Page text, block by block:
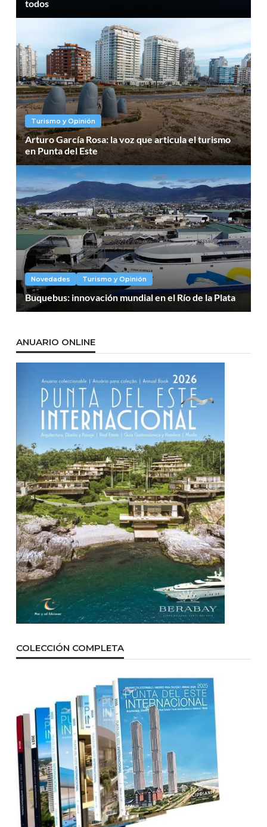
todos
Turismo y Opinión
Arturo García Rosa: la voz que articula el turismo
en Punta del Este
Novedades Turismo y Opinión
Buquebus: innovación mundial en el Río de la Plata
ANUARIO ONLINE
COLECCIÓN COMPLETA